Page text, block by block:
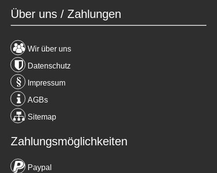
Über uns / Zahlungen
Wir über uns
Datenschutz
Impressum
AGBs
Sitemap
Zahlungsmöglichkeiten
Paypal